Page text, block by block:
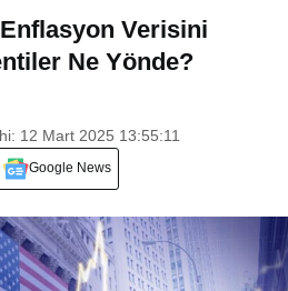
Verisini
Ne Yönde?
12 Mart 2025 13:55:11
Google News